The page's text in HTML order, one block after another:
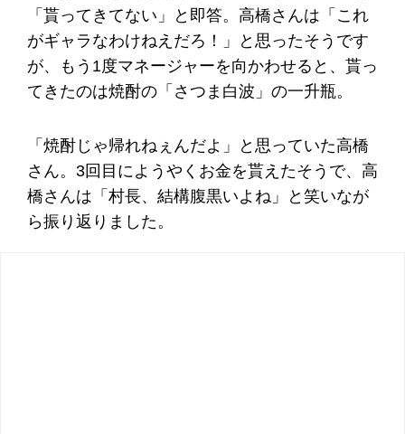
「貰ってきてない」と即答。高橋さんは「これ
がギャラなわけねえだろ！」と思ったそうです
が、もう1度マネージャーを向かわせると、貰っ
てきたのは焼酎の「さつま白波」の一升瓶。
「焼酎じゃ帰れねぇんだよ」と思っていた高橋
さん。3回目にようやくお金を貰えたそうで、高
橋さんは「村長、結構腹黒いよね」と笑いなが
ら振り返りました。